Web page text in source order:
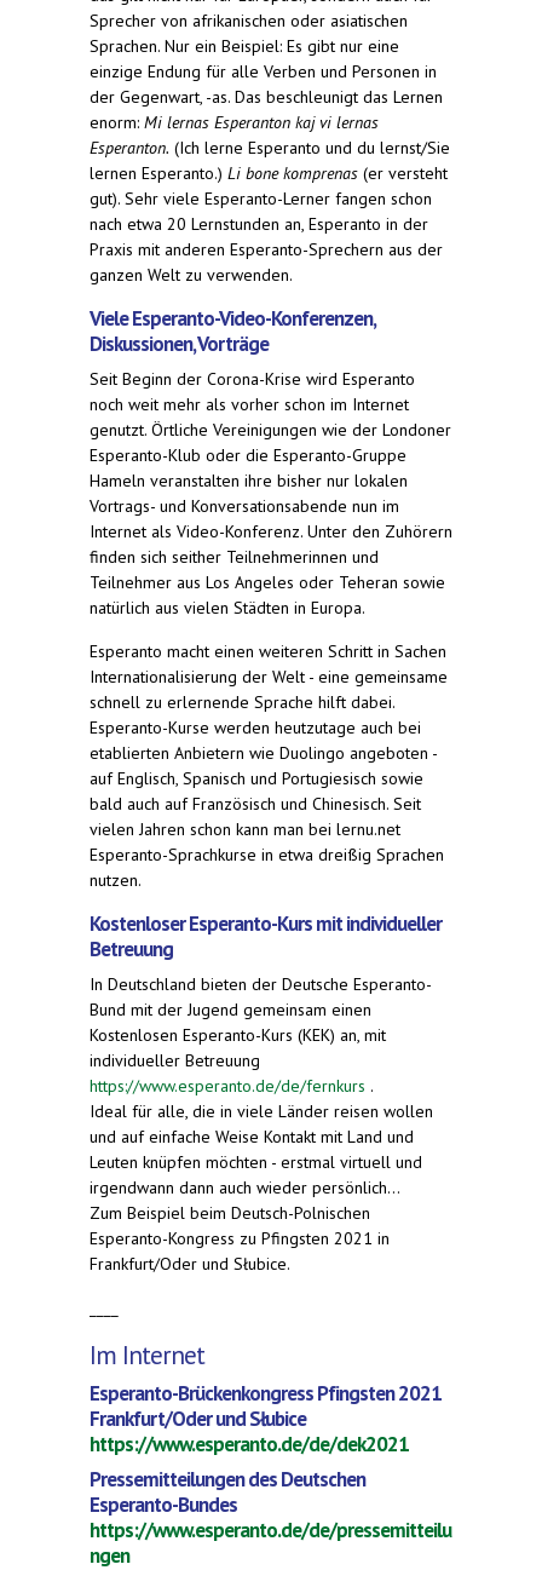
Sprecher von afrikanischen oder asiatischen
Sprachen. Nur ein Beispiel: Es gibt nur eine
einzige Endung für alle Verben und Personen in
der Gegenwart, -as. Das beschleunigt das Lernen
enorm: Mi lernas Esperanton kaj vi lernas
Esperanton. (Ich lerne Esperanto und du lernst/Sie
lernen Esperanto.) Li bone komprenas (er versteht
gut). Sehr viele Esperanto-Lerner fangen schon
nach etwa 20 Lernstunden an, Esperanto in der
Praxis mit anderen Esperanto-Sprechern aus der
ganzen Welt zu verwenden.
Viele Esperanto-Video-Konferenzen,
Diskussionen, Vorträge
Seit Beginn der Corona-Krise wird Esperanto
noch weit mehr als vorher schon im Internet
genutzt. Örtliche Vereinigungen wie der Londoner
Esperanto-Klub oder die Esperanto-Gruppe
Hameln veranstalten ihre bisher nur lokalen
Vortrags- und Konversationsabende nun im
Internet als Video-Konferenz. Unter den Zuhörern
finden sich seither Teilnehmerinnen und
Teilnehmer aus Los Angeles oder Teheran sowie
natürlich aus vielen Städten in Europa.
Esperanto macht einen weiteren Schritt in Sachen
Internationalisierung der Welt - eine gemeinsame
schnell zu erlernende Sprache hilft dabei.
Esperanto-Kurse werden heutzutage auch bei
etablierten Anbietern wie Duolingo angeboten -
auf Englisch, Spanisch und Portugiesisch sowie
bald auch auf Französisch und Chinesisch. Seit
vielen Jahren schon kann man bei lernu.net
Esperanto-Sprachkurse in etwa dreißig Sprachen
nutzen.
Kostenloser Esperanto-Kurs mit individueller
Betreuung
In Deutschland bieten der Deutsche Esperanto-
Bund mit der Jugend gemeinsam einen
Kostenlosen Esperanto-Kurs (KEK) an, mit
individueller Betreuung
https://www.esperanto.de/de/fernkurs .
Ideal für alle, die in viele Länder reisen wollen
und auf einfache Weise Kontakt mit Land und
Leuten knüpfen möchten - erstmal virtuell und
irgendwann dann auch wieder persönlich...
Zum Beispiel beim Deutsch-Polnischen
Esperanto-Kongress zu Pfingsten 2021 in
Frankfurt/Oder und Słubice.
Im Internet
Esperanto-Brückenkongress Pfingsten 2021
Frankfurt/Oder und Słubice
https://www.esperanto.de/de/dek2021
Pressemitteilungen des Deutschen
Esperanto-Bundes
https://www.esperanto.de/de/pressemitteilu
ngen